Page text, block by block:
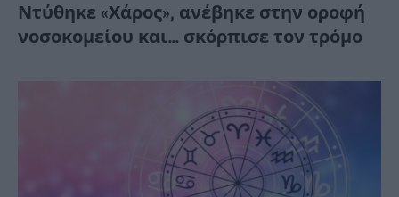
Ντύθηκε «Χάρος», ανέβηκε στην οροφή
νοσοκομείου και… σκόρπισε τον τρόμο